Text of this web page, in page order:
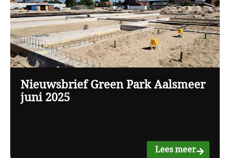
Nieuwsbrief Green Park Aalsmeer
juni 2025
Lees meer